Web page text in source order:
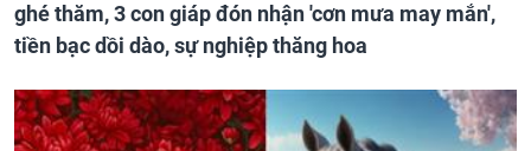
ghé thăm, 3 con giáp đón nhận 'cơn mưa may mắn',
tiền bạc dồi dào, sự nghiệp thăng hoa